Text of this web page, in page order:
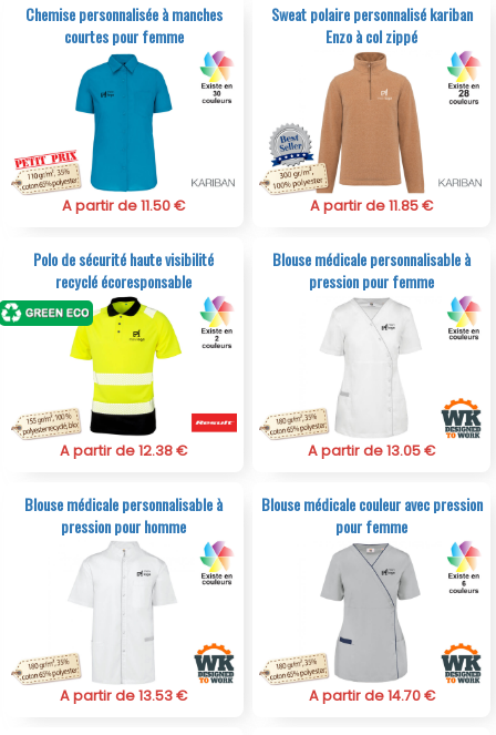
Chemise personnalisée à manches
courtes pour femme
A partir de 11.50 €
Sweat polaire personnalisé kariban
Enzo à col zippé
A partir de 11.85 €
Polo de sécurité haute visibilité
recyclé écoresponsable
A partir de 12.38 €
Blouse médicale personnalisable à
pression pour femme
A partir de 13.05 €
Blouse médicale personnalisable à
pression pour homme
A partir de 13.53 €
Blouse médicale couleur avec pression
pour femme
A partir de 14.70 €